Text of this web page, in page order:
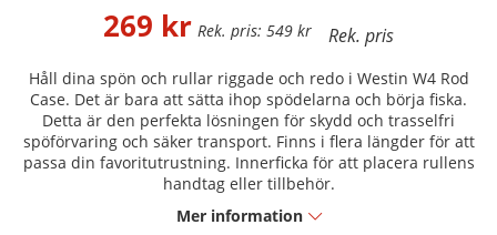
549 kr
269 kr
Håll dina spön och rullar riggade och redo i Westin W4 Rod
Case. Det är bara att sätta ihop spödelarna och börja fiska.
Detta är den perfekta lösningen för skydd och trasselfri
spöförvaring och säker transport. Finns i flera längder för att
passa din favoritutrustning. Innerficka för att placera rullens
handtag eller tillbehör.
Mer information